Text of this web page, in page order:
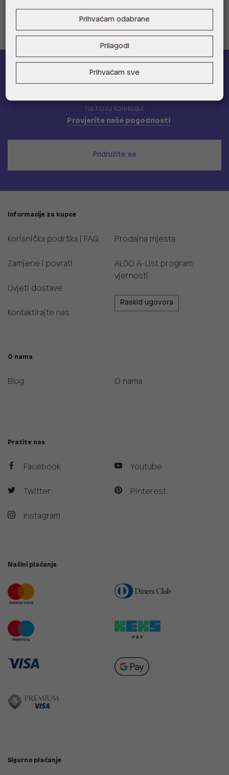
ALDO A-list
na novu kolekciju!
Provjerite naše pogodnosti
Pridružite se
Informacije za kupce
Korisnička podrška i FAQ
Zamjene i povrati
Uvjeti dostave
Kontaktirajte nas
Prodajna mjesta
ALDO A-List program
vjernosti
Raskid ugovora
O nama
Blog O nama
Pratite nas
Facebook
Twitter
Instagram
Youtube
Pinterest
Načini plaćanja
Sigurno plaćanje
Prihvaćam odabrane
Prilagodi
Prihvaćam sve